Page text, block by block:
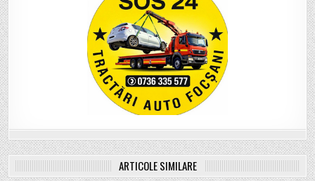
ARTICOLE SIMILARE